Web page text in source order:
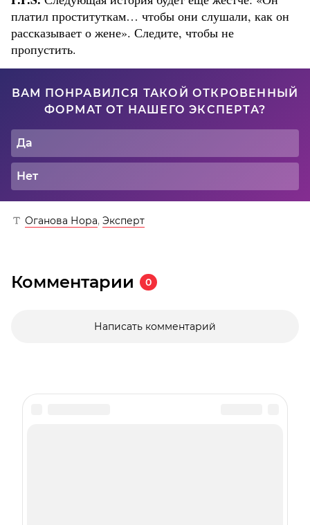
платил проституткам… чтобы они слушали, как он
рассказывает о жене». Следите, чтобы не
пропустить.
ВАМ ПОНРАВИЛСЯ ТАКОЙ ОТКРОВЕННЫЙ
ФОРМАТ ОТ НАШЕГО ЭКСПЕРТА?
Да
Нет
Оганова Нора, Эксперт
Комментарии 0
Написать комментарий